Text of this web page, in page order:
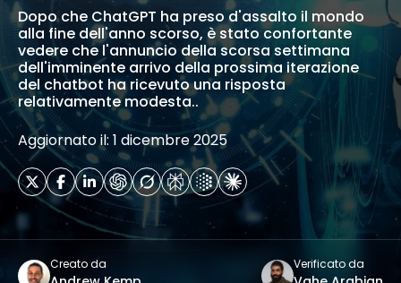
Dopo che ChatGPT ha preso d'assalto il mondo
alla fine dell'anno scorso, è stato confortante
vedere che l'annuncio della scorsa settimana
dell'imminente arrivo della prossima iterazione
del chatbot ha ricevuto una risposta
relativamente modesta..
Aggiornato il: 1 dicembre 2025
Creato da Verificato da